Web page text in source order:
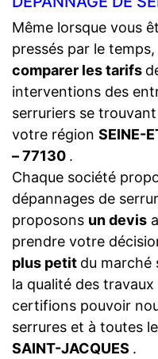
Même lorsque vous
pressés par le
comparer les tarifs
interventions des
serruriers se
votre région SEINE-
– 77130 .
Chaque société
dépannages de
proposons un devis
prendre votre
plus petit du marché
la qualité des
certifions pouvoir
serrures et à toutes
SAINT-JACQUES .